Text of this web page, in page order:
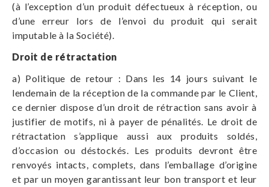
(à l’exception d’un produit défectueux à réception, ou
d’une erreur lors de l’envoi du produit qui serait
imputable à la Société).
Droit de rétractation
a) Politique de retour : Dans les 14 jours suivant le
lendemain de la réception de la commande par le Client,
ce dernier dispose d’un droit de rétraction sans avoir à
justifier de motifs, ni à payer de pénalités. Le droit de
rétractation s’applique aussi aux produits soldés,
d’occasion ou déstockés. Les produits devront être
renvoyés intacts, complets, dans l’emballage d’origine
et par un moyen garantissant leur bon transport et leur